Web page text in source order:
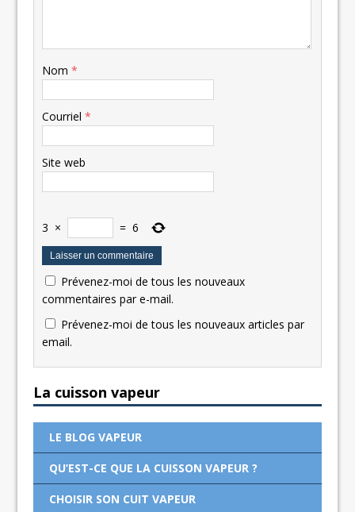
Nom*
Courriel*
Site web
3 × = 6
Prévenez-moi de tous les nouveaux
commentaires par e-mail.
Prévenez-moi de tous les nouveaux articles par
email.
La cuisson vapeur
LE BLOG VAPEUR
QU’EST-CE QUE LA CUISSON VAPEUR ?
CHOISIR SON CUIT VAPEUR